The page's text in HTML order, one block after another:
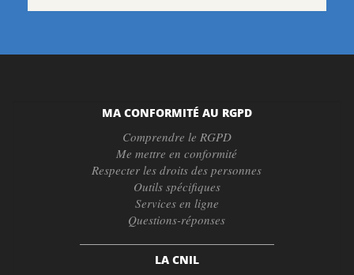
MA CONFORMITÉ AU RGPD
Comprendre le RGPD
Me mettre en conformité
Respecter les droits des personnes
Outils spécifiques
Services en ligne
Questions-réponses
LA CNIL